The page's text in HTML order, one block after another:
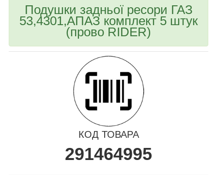
Подушки задньої ресори ГАЗ
53,4301,АПАЗ комплект 5 штук
(прово RIDER)
КОД ТОВАРА
291464995